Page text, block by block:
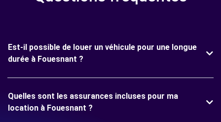
Est-il possible de louer un véhicule pour une longue
durée à Fouesnant ?
Quelles sont les assurances incluses pour ma
location à Fouesnant ?